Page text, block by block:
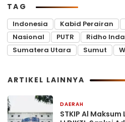
TAG
Indonesia Kabid Perairan
Nasional
PUTR
Ridho
Sumatera Utara
Sumut
ARTIKEL LAINNYA
DAERAH
STKIP Al